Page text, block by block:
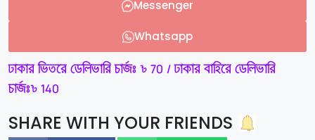
Messenger
Whatsapp
ঢাকার ভিতরে ডেলিভারি চার্জঃ ৳ 70 / ঢাকার বাহিরে ডেলিভারি
চার্জঃ৳ 140
SHARE WITH YOUR FRIENDS